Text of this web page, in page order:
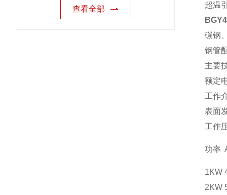
查看全部
超温
碳钢
钢管
主要
额定
工作
表面
工作
功率
1KW
2KW